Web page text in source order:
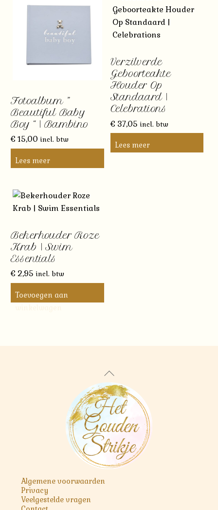
Fotoalbum ”
Beautiful Baby
Boy “ | Bambino
€ 15,00 incl. btw
Lees meer
Verzilverde
Geboorteakte
Houder Op
Standaard |
Celebrations
€ 37,05 incl. btw
Lees meer
Bekerhouder Roze
Krab | Swim
Essentials
€ 2,95 incl. btw
Toevoegen aan
Back
To
Top
Algemene voorwaarden
Privacy
Veelgestelde vragen